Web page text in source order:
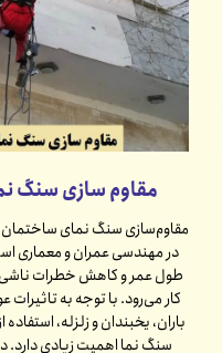
مقاوم سازی سنگ
مقاوم‌سازی سنگ نمای
در مهندسی عمران و معماری
طول عمر و کاهش خطرات
کار می‌رود. با توجه به تاثیرات
باران، یخبندان و زلزله،
سنگ نما اهمیت زیادی دارد.